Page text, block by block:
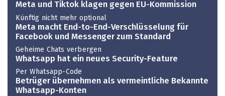
Meta und Tiktok klagen gegen EU-Kommission
Künftig nicht mehr optional
Meta macht End-to-End-Verschlüsselung für
Facebook und Messenger zum Standard
Geheime Chats verbergen
Whatsapp hat ein neues Security-Feature
Per Whatsapp-Code
Betrüger übernehmen als vermeintliche Bekannte
Whatsapp-Konten